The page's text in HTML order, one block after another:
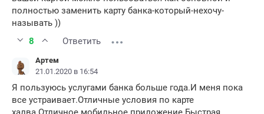
полностью заменить карту банка-который-нехочу-
называть ))
8
Ответить
Артем
21.01.2020 в 16:54
Я пользуюсь услугами банка больше года.И меня пока
все устраивает.Отличные условия по карте